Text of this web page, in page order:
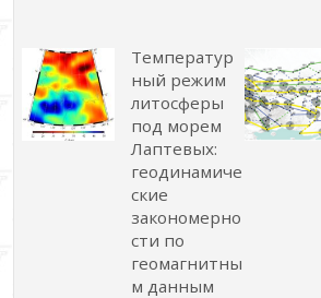
Температур
ный режим
литосферы
под морем
Лаптевых:
геодинамиче
ские
закономерно
сти по
геомагнитны
м данным